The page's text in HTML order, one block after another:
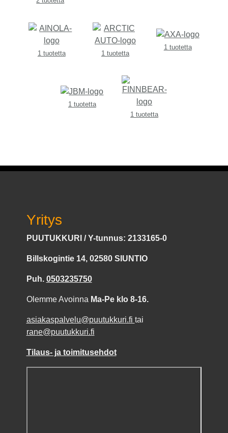
1 tuotetta 1 tuotetta
1 tuotetta
1 tuotetta
1 tuotetta
Yritys
PUUTUKKURI / Y-tunnus: 2133165-0
Billskogintie 14, 02580 SIUNTIO
Puh. 0503235750
Olemme Avoinna Ma-Pe klo 8-16.
asiakaspalvelu@puutukkuri.fi tai
rane@puutukkuri.fi
Tilaus- ja toimitusehdot